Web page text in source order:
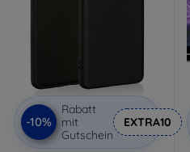
-10%
Rabatt
mit
Gutschein
EXTRA10